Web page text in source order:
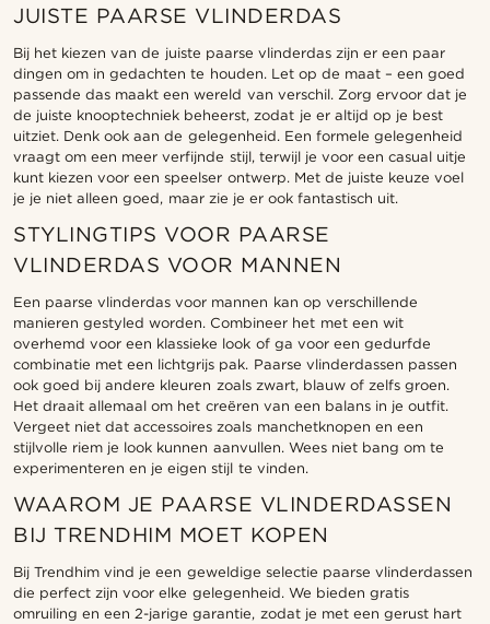
JUISTE PAARSE VLINDERDAS
Bij het kiezen van de juiste paarse vlinderdas zijn er een paar
dingen om in gedachten te houden. Let op de maat – een goed
passende das maakt een wereld van verschil. Zorg ervoor dat je
de juiste knooptechniek beheerst, zodat je er altijd op je best
uitziet. Denk ook aan de gelegenheid. Een formele gelegenheid
vraagt om een meer verfijnde stijl, terwijl je voor een casual uitje
kunt kiezen voor een speelser ontwerp. Met de juiste keuze voel
je je niet alleen goed, maar zie je er ook fantastisch uit.
STYLINGTIPS VOOR PAARSE
VLINDERDAS VOOR MANNEN
Een paarse vlinderdas voor mannen kan op verschillende
manieren gestyled worden. Combineer het met een wit
overhemd voor een klassieke look of ga voor een gedurfde
combinatie met een lichtgrijs pak. Paarse vlinderdassen passen
ook goed bij andere kleuren zoals zwart, blauw of zelfs groen.
Het draait allemaal om het creëren van een balans in je outfit.
Vergeet niet dat accessoires zoals manchetknopen en een
stijlvolle riem je look kunnen aanvullen. Wees niet bang om te
experimenteren en je eigen stijl te vinden.
WAAROM JE PAARSE VLINDERDASSEN
BIJ TRENDHIM MOET KOPEN
Bij Trendhim vind je een geweldige selectie paarse vlinderdassen
die perfect zijn voor elke gelegenheid. We bieden gratis
omruiling en een 2-jarige garantie, zodat je met een gerust hart